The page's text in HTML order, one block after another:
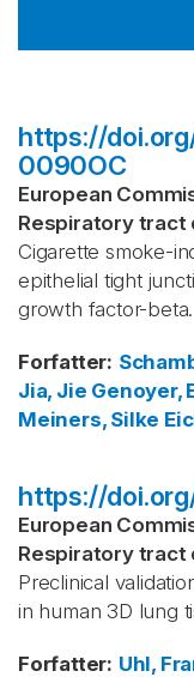
https://
0090OC
European
Respiratory tract
Cigarette smoke-
epithelial tight
growth factor-beta.
Forfatter:
Jia, Jie Genoyer,
Meiners, Silke
https://
European
Respiratory tract
Preclinical
in human 3D lung
Forfatter: Uhl,